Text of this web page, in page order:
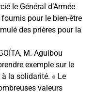
le Général d’Armée
pour le bien-être
des prières pour la
M. Aguibou
exemple sur le
à la solidarité. « Le
valeurs